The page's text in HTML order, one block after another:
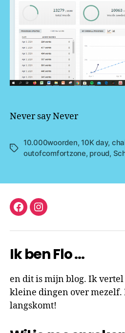
Never say Never
Tags
10.000woorden, 10K day,
outofcomfortzone, proud,
facebookinstagram
Ik ben Flo …
en dit is mijn blog. Ik vertel
kleine dingen over mezelf.
langskomt!